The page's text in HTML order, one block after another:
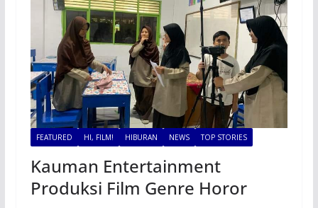
FEATURED HI, FILM! HIBURAN NEWS TOP STORIES
Kauman Entertainment
Produksi Film Genre Horor